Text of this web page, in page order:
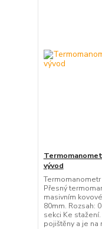
vývod
Termomanometr
Přesný
masivním
80mm. Rozsah:
sekci Ke
pojištěny a je na